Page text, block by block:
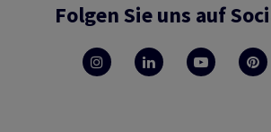
Folgen Sie uns auf